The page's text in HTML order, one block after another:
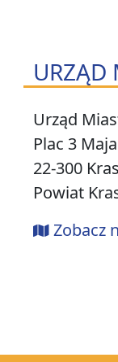
URZĄD
Urząd
Plac 3
22-300
Powiat
Zobacz